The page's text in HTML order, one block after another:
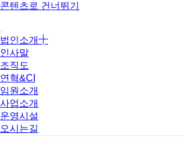
콘텐츠로 건너뛰기
법인소개
인사말
조직도
연혁&CI
임원소개
사업소개
운영시설
오시는길